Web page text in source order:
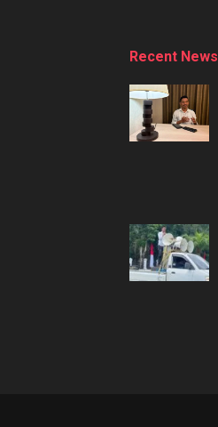
Recent News